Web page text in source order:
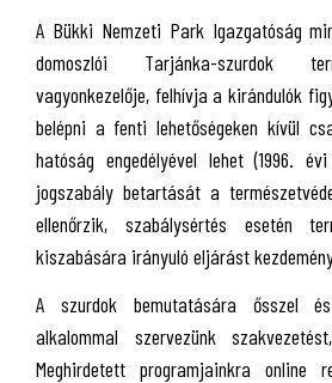
A Bükki Nemzeti Park Igazgatóság
domoszlói Tarjánka-szurdok
vagyonkezelője, felhívja a kirándulók
belépni a fenti lehetőségeken kívül
hatóság engedélyével lehet (1996.
jogszabály betartását a
ellenőrzik, szabálysértés esetén
kiszabására irányuló eljárást
A szurdok bemutatására ősszel
alkalommal szervezünk
Meghirdetett programjainkra online